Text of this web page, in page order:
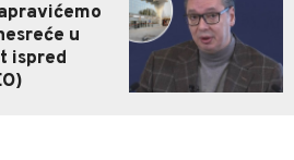
u
ispred